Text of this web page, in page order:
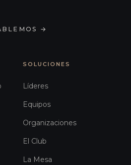
→
SOLUCIONES
Líderes
Equipos
Organizaciones
El Club
La Mesa